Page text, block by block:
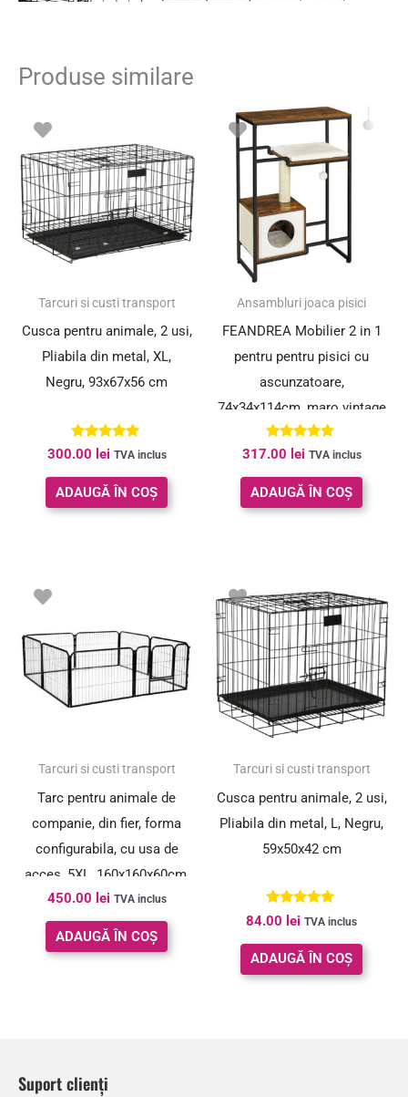
Produse similare
Tarcuri si custi transport
Cusca pentru animale, 2 usi,
Pliabila din metal, XL,
Negru, 93x67x56 cm
Evaluat la
5.00
din 5
300.00 lei TVA inclus
ADAUGĂ ÎN COȘ
Ansambluri joaca pisici
FEANDREA Mobilier 2 in 1
pentru pentru pisici cu
ascunzatoare,
74x34x114cm, maro vintage
Evaluat la
5.00
din 5
317.00 lei TVA inclus
ADAUGĂ ÎN COȘ
Tarcuri si custi transport
Tarc pentru animale de
companie, din fier, forma
configurabila, cu usa de
acces, 5XL, 160x160x60cm,
negru
450.00 lei TVA inclus
ADAUGĂ ÎN COȘ
Tarcuri si custi transport
Cusca pentru animale, 2 usi,
Pliabila din metal, L, Negru,
59x50x42 cm
Evaluat la
5.00
din 5
84.00 lei TVA inclus
ADAUGĂ ÎN COȘ
Suport clienți